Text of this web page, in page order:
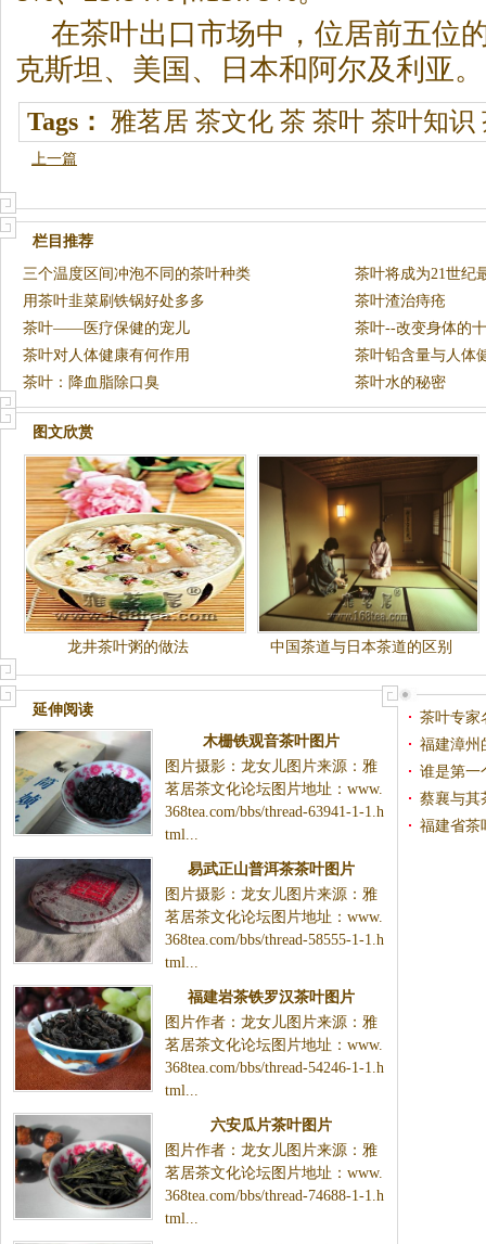
在茶叶出口市场中，位居前五位
克斯坦、美国、日本和阿尔及利亚。
Tags： 雅茗居 茶文化 茶 茶叶 茶叶知识
上一篇
栏目推荐
三个温度区间冲泡不同的茶叶种类
茶叶将成为21世纪
用茶叶韭菜刷铁锅好处多多
茶叶渣治痔疮
茶叶——医疗保健的宠儿
茶叶--改变身体的
茶叶对人体健康有何作用
茶叶铅含量与人体
茶叶：降血脂除口臭
茶叶水的秘密
图文欣赏
龙井茶叶粥的做法 中国茶道与日本茶道的区别
延伸阅读
木栅铁观音茶叶图片
图片摄影：龙女儿图片来源：雅
茗居茶文化论坛图片地址：www.
368tea.com/bbs/thread-63941-1-1.h
tml...
易武正山普洱茶茶叶图片
图片摄影：龙女儿图片来源：雅
茗居茶文化论坛图片地址：www.
368tea.com/bbs/thread-58555-1-1.h
tml...
福建岩茶铁罗汉茶叶图片
图片作者：龙女儿图片来源：雅
茗居茶文化论坛图片地址：www.
368tea.com/bbs/thread-54246-1-1.h
tml...
六安瓜片茶叶图片
图片作者：龙女儿图片来源：雅
茗居茶文化论坛图片地址：www.
368tea.com/bbs/thread-74688-1-1.h
tml...
茶叶专家
福建漳州
谁是第一
蔡襄与其
福建省